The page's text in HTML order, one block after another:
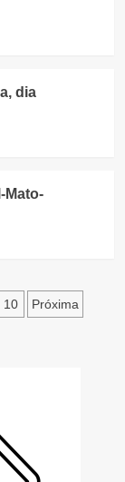
dia
Mato-
10 Próxima